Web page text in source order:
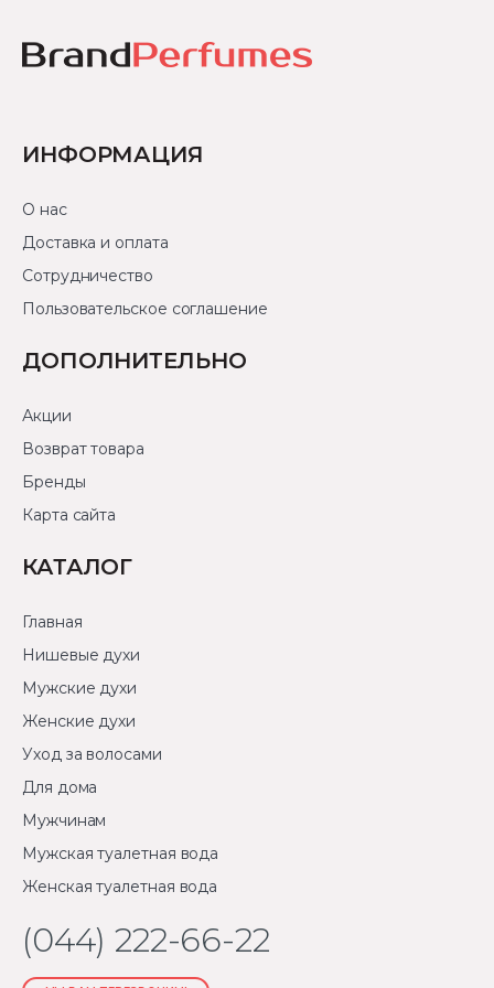
ИНФОРМАЦИЯ
О нас
Доставка и оплата
Сотрудничество
Пользовательское соглашение
ДОПОЛНИТЕЛЬНО
Акции
Возврат товара
Бренды
Карта сайта
КАТАЛОГ
Главная
Нишевые духи
Мужские духи
Женские духи
Уход за волосами
Для дома
Мужчинам
Мужская туалетная вода
Женская туалетная вода
(044) 222-66-22